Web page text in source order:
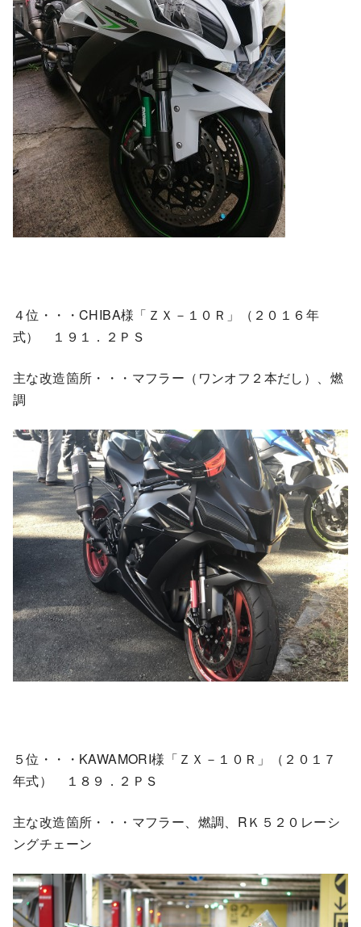
４位・・・CHIBA様「ＺＸ－１０Ｒ」（２０１６年
式） １９１．２ＰＳ
主な改造箇所・・・マフラー（ワンオフ２本だし）、燃
調
５位・・・KAWAMORI様「ＺＸ－１０Ｒ」（２０１７
年式） １８９．２ＰＳ
主な改造箇所・・・マフラー、燃調、RＫ５２０レーシ
ングチェーン